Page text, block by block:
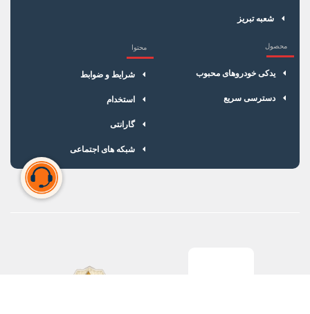
شعبه تبریز
محصول
یدکی خودروهای محبوب
دسترسی سریع
محتوا
شرایط و ضوابط
استخدام
گارانتی
شبکه های اجتماعی